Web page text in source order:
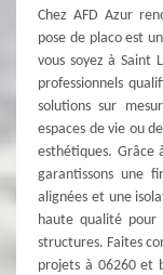
Chez AFD Azur
pose de placo est
vous soyez à Saint
professionnels
solutions sur
espaces de vie ou
esthétiques. Grâce
garantissons une
alignées et une
haute qualité pour
structures. Faites
projets à 06260 et